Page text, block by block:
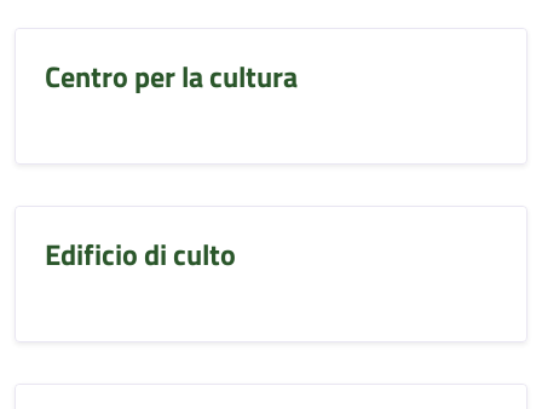
Centro per la cultura
Edificio di culto